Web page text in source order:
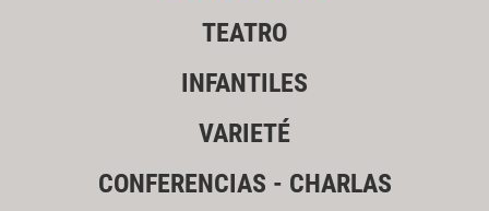
TEATRO
INFANTILES
VARIETÉ
CONFERENCIAS - CHARLAS